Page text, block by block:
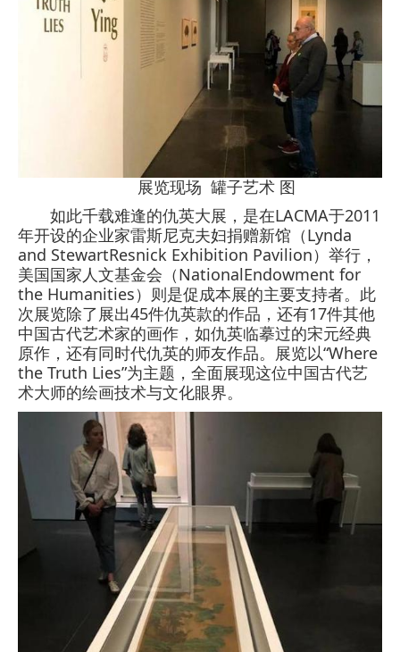
展览现场 罐子艺术 图
如此千载难逢的仇英大展，是在LACMA于2011
年开设的企业家雷斯尼克夫妇捐赠新馆（Lynda
and StewartResnick Exhibition Pavilion）举行，
美国国家人文基金会（NationalEndowment for
the Humanities）则是促成本展的主要支持者。此
次展览除了展出45件仇英款的作品，还有17件其他
中国古代艺术家的画作，如仇英临摹过的宋元经典
原作，还有同时代仇英的师友作品。展览以“Where
the Truth Lies”为主题，全面展现这位中国古代艺
术大师的绘画技术与文化眼界。